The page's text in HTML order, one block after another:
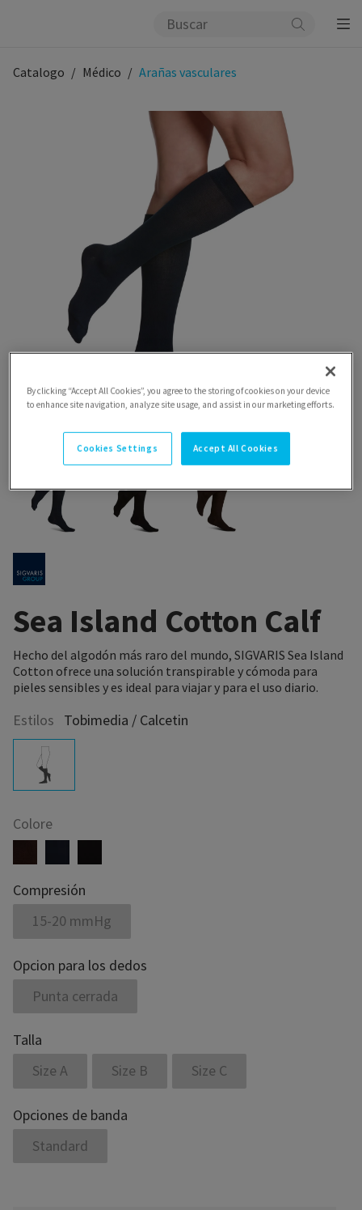
Catalogo Médico Arañas vasculares
Sea Island Cotton Calf
Hecho del algodón más raro del mundo, SIGVARIS Sea Island
Cotton ofrece una solución transpirable y cómoda para
pieles sensibles y es ideal para viajar y para el uso diario.
Estilos Tobimedia / Calcetin
Colore
Compresión
15-20 mmHg
Opcion para los dedos
Punta cerrada
Talla
Size A
Size B Size C
Opciones de banda
Standard
By clicking “Accept All Cookies”, you agree to the storing of cookies on your device
to enhance site navigation, analyze site usage, and assist in our marketing efforts.
Cookies Settings Accept All Cookies